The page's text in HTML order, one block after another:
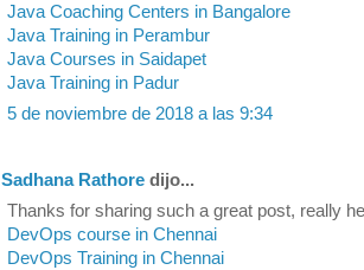
Java Coaching Centers in Bangalore
Java Training in Perambur
Java Courses in Saidapet
Java Training in Padur
5 de noviembre de 2018 a las 9:34
Sadhana Rathore dijo...
Thanks for sharing such a great post, really
DevOps course in Chennai
DevOps Training in Chennai